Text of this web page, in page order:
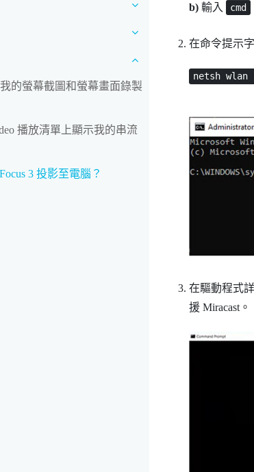
的螢幕截圖和螢幕畫面錄製
播放清單上顯示我的串流
3 投影至電腦？
b)輸入 cmd
在命令提示
netsh wlan
在驅動程式
援 Miracast。